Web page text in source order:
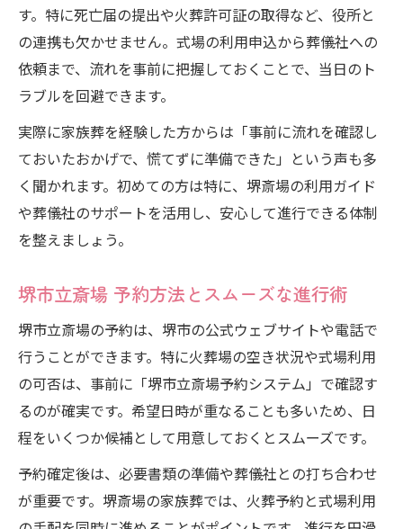
す。特に死亡届の提出や火葬許可証の取得など、役所と
の連携も欠かせません。式場の利用申込から葬儀社への
依頼まで、流れを事前に把握しておくことで、当日のト
ラブルを回避できます。
実際に家族葬を経験した方からは「事前に流れを確認し
ておいたおかげで、慌てずに準備できた」という声も多
く聞かれます。初めての方は特に、堺斎場の利用ガイド
や葬儀社のサポートを活用し、安心して進行できる体制
を整えましょう。
堺市立斎場 予約方法とスムーズな進行術
堺市立斎場の予約は、堺市の公式ウェブサイトや電話で
行うことができます。特に火葬場の空き状況や式場利用
の可否は、事前に「堺市立斎場予約システム」で確認す
るのが確実です。希望日時が重なることも多いため、日
程をいくつか候補として用意しておくとスムーズです。
予約確定後は、必要書類の準備や葬儀社との打ち合わせ
が重要です。堺斎場の家族葬では、火葬予約と式場利用